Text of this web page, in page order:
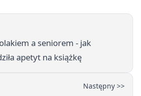
a seniorem - jak
apetyt na książkę
Następny >>